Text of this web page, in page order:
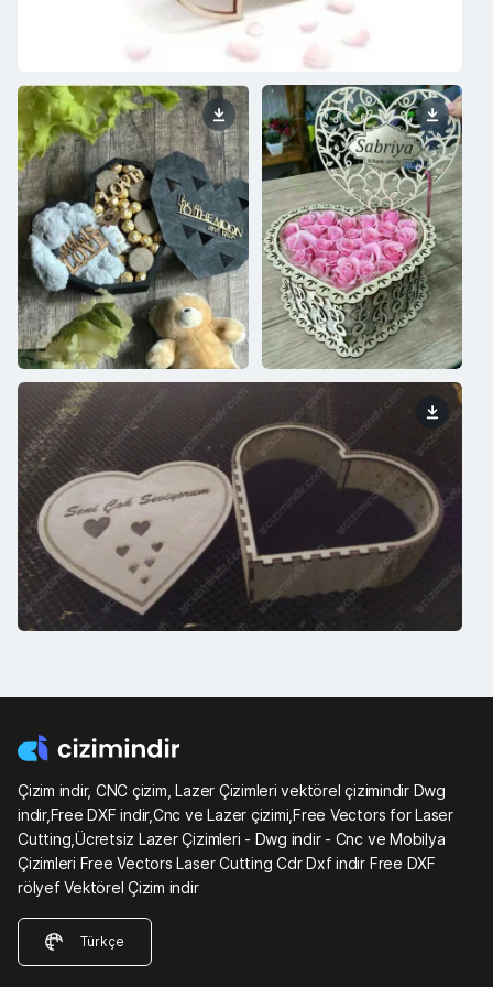
Çizim indir, CNC çizim, Lazer Çizimleri vektörel çizimindir Dwg
indir,Free DXF indir,Cnc ve Lazer çizimi,Free Vectors for Laser
Cutting,Ücretsiz Lazer Çizimleri - Dwg indir - Cnc ve Mobilya
Çizimleri Free Vectors Laser Cutting Cdr Dxf indir Free DXF
rölyef Vektörel Çizim indir
Türkçe